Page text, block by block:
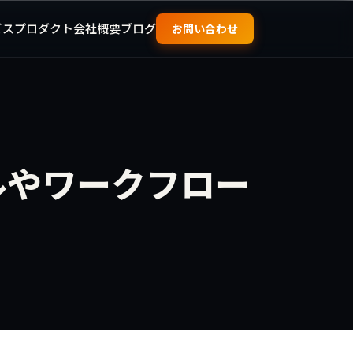
プロダクト会社概要ブログ お問い合わせ
ワークフロー